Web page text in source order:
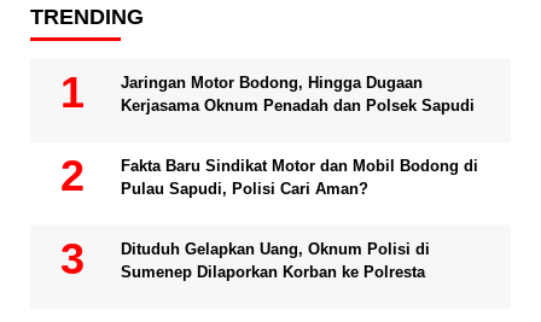
TRENDING
Jaringan Motor Bodong, Hingga Dugaan
Kerjasama Oknum Penadah dan Polsek Sapudi
Fakta Baru Sindikat Motor dan Mobil Bodong di
Pulau Sapudi, Polisi Cari Aman?
Dituduh Gelapkan Uang, Oknum Polisi di
Sumenep Dilaporkan Korban ke Polresta